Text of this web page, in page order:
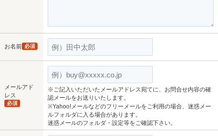
お名前 必須
メールアド
レス
必須
※ご記入いただいたメールアドレス宛てに、お問合せ内容の確
認メールをお送りいたします。
※Yahoo!メールなどのフリーメールをご利用の場合、迷惑メー
ルフォルダに入る場合があります。
迷惑メールのフォルダ・設定等をご確認下さい。